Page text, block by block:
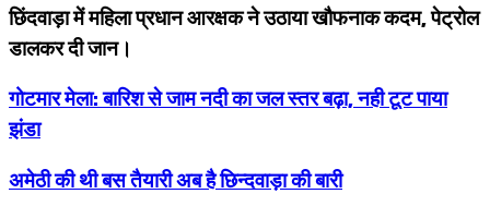
छिंदवाड़ा में महिला प्रधान आरक्षक ने उठाया खौफनाक कदम, पेट्रोल
डालकर दी जान।
गोटमार मेला: बारिश से जाम नदी का जल स्तर बढ़ा, नही टूट पाया
झंडा
अमेठी की थी बस तैयारी अब है छिन्दवाड़ा की बारी